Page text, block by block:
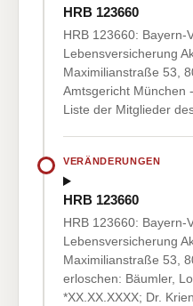
HRB 123660
HRB 123660: Bayern-
Lebensversicherung
Maximilianstraße 53,
Amtsgericht München
Liste der Mitglieder
VERÄNDERUNGEN
HRB 123660
HRB 123660: Bayern-
Lebensversicherung
Maximilianstraße 53,
erloschen: Bäumler,
*XX.XX.XXXX; Dr.